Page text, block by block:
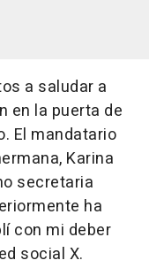
a saludar a
en la puerta de
El mandatario
Karina
secretaria
ha
con mi deber
social X.